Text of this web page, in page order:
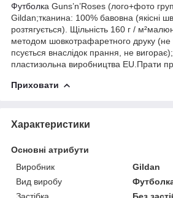
Футболка Guns’n’Roses (лого+фото
Gildan;тканина: 100% бавовна (якісні
розтягується). Щільність 160 г /
методом шовкотрафаретного друку (не
псується внаслідок прання, не
пластизольна виробництва EU.Прати
Приховати
Характеристики
Основні атрибути
Виробник
Gildan
Вид виробу
Застібка
Без